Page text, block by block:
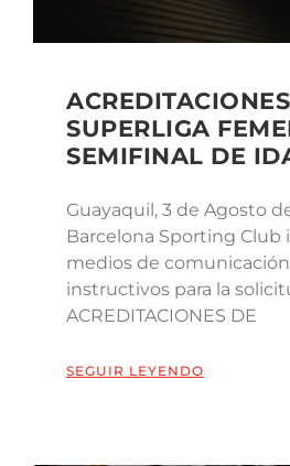
SUPERLIGA
SEMIFINAL DE
Guayaquil, 3 de Agosto
Barcelona Sporting Club
medios de
instructivos para la
ACREDITACIONES DE
SEGUIR LEYENDO